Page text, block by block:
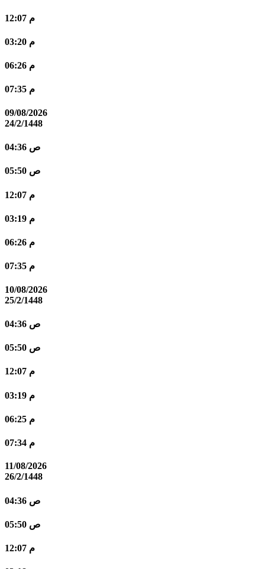
12:07 م
03:20 م
06:26 م
07:35 م
09/08/2026
24/2/1448
04:36 ص
05:50 ص
12:07 م
03:19 م
06:26 م
07:35 م
10/08/2026
25/2/1448
04:36 ص
05:50 ص
12:07 م
03:19 م
06:25 م
07:34 م
11/08/2026
26/2/1448
04:36 ص
05:50 ص
12:07 م